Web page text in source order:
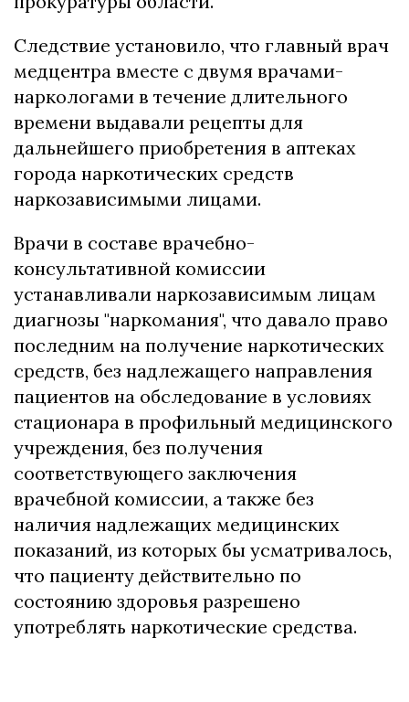
Следствие установило, что главный врач
медцентра вместе с двумя врачами-
наркологами в течение длительного
времени выдавали рецепты для
дальнейшего приобретения в аптеках
города наркотических средств
наркозависимыми лицами.
Врачи в составе врачебно-
консультативной комиссии
устанавливали наркозависимым лицам
диагнозы "наркомания", что давало право
последним на получение наркотических
средств, без надлежащего направления
пациентов на обследование в условиях
стационара в профильный медицинского
учреждения, без получения
соответствующего заключения
врачебной комиссии, а также без
наличия надлежащих медицинских
показаний, из которых бы усматривалось,
что пациенту действительно по
состоянию здоровья разрешено
употреблять наркотические средства.